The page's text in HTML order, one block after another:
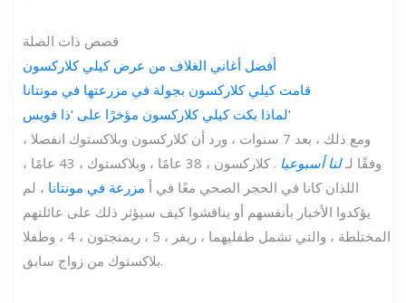
قصص ذات الصلة
أفضل أغاني الغلاف من عرض كيلي كلاركسون
قامت كيلي كلاركسون بجولة في مزرعتها في مونتانا
لماذا بكت كيلي كلاركسون مؤخرًا على 'ذا فويس'
ومع ذلك ، بعد 7 سنوات ، ورد أن كلاركسون وبلاكستوك انفصلا ،
وفقًا لـلنا أسبوعيا
. كلاركسون ، 38 عامًا ، وبلاكستوك ، 43 عامًا ،
اللذان كانا في الحجر الصحي معًا في أ مزرعة في مونتانا ، لم
يؤكدوا الأخبار بأنفسهم أو يناقشوا كيف سيؤثر ذلك على عائلتهم
المختلطة ، والتي تشمل طفليهما ، ريفر ، 5 ، ريمنجتون ، 4 ، وطفلا
بلاكستوك من زواج سابق.